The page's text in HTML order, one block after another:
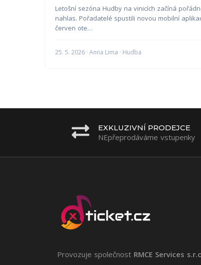
Letošní sezóna Hudby na vinicích začíná
nahlas. Pořadatelé spustili novou mobilní
červen ote…
25. 5. 2026 · Anna Lima · Hudba
EXKLUZIVNÍ PRODEJCE
NEpřeprodáváme vstupenky
Provozuje společnost RMCE Services